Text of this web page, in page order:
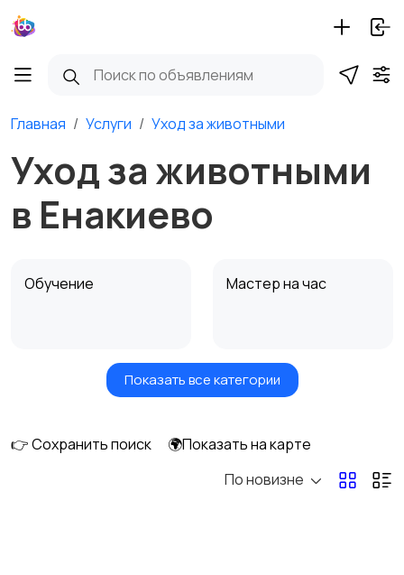
Главная Услуги Уход за животными
Уход за животными
в Енакиево
Обучение Мастер на час
Красота и здоровье
Транспорт,
IT, интернет, телеком
Показать все категории
👉 Сохранить поиск
🌍Показать на карте
По новизне